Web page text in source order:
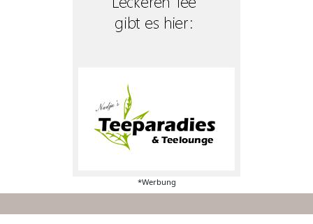
*Werbung